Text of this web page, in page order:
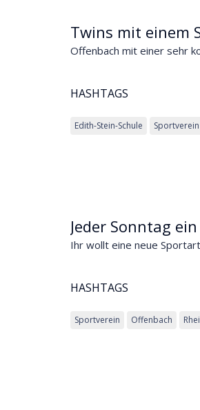
Twins mit einem
Offenbach mit einer sehr
HASHTAGS
Edith-Stein-Schule Sportverein
Jeder Sonntag
Ihr wollt eine neue
HASHTAGS
Sportverein Offenbach